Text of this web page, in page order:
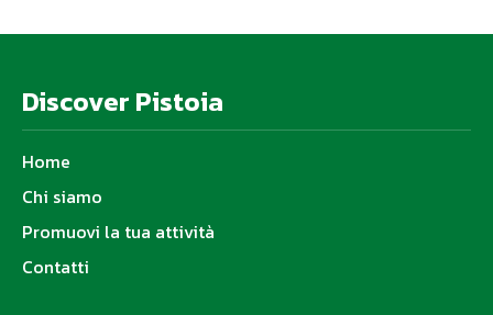
Discover Pistoia
Home
Chi siamo
Promuovi la tua attività
Contatti